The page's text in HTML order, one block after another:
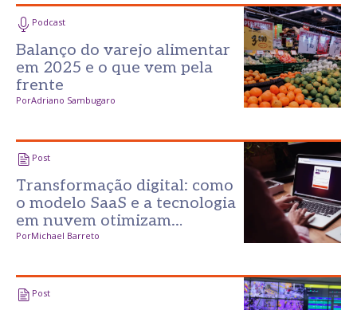
Podcast
Balanço do varejo alimentar
em 2025 e o que vem pela
frente
PorAdriano Sambugaro
Post
Transformação digital: como
o modelo SaaS e a tecnologia
em nuvem otimizam
operações no varejo?
PorMichael Barreto
Post